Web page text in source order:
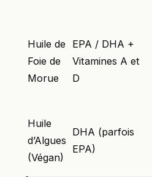
Huile de
Foie de
Morue
EPA / DHA +
Vitamines A et
D
Huile
d’Algues
(Végan)
DHA (parfois
EPA)